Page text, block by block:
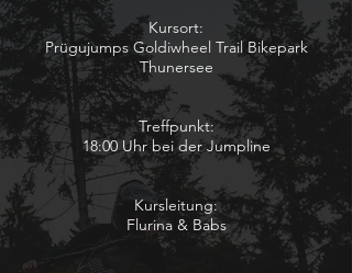
Kursort:
Prügujumps Goldiwheel Trail Bikepark
Thunersee
Treffpunkt:
18:00 Uhr bei der Jumpline
Kursleitung:
Flurina & Babs